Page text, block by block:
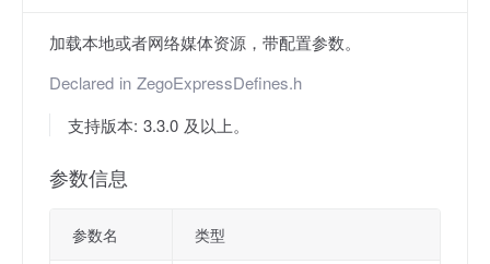
加载本地或者网络媒体资源，带配置参数。
Declared in ZegoExpressDefines.h
支持版本: 3.3.0 及以上。
参数信息
参数名 类型